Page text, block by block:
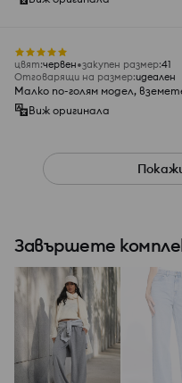
цвят:червeн закупен размер:41
Отговарящи на размер:идеален
Малко по-голям модел,
Виж оригинала
Завършете